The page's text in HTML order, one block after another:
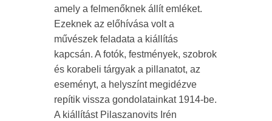
amely a felmenőknek állít emléket.
Ezeknek az előhívása volt a
művészek feladata a kiállítás
kapcsán. A fotók, festmények, szobrok
és korabeli tárgyak a pillanatot, az
eseményt, a helyszínt megidézve
repítik vissza gondolatainkat 1914-be.
A kiállítást Pilaszanovits Irén